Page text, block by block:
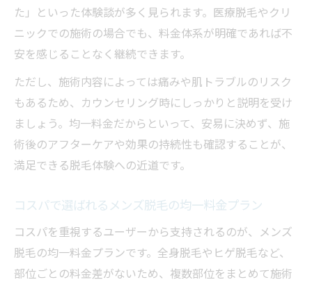
た」といった体験談が多く見られます。医療脱毛やクリ
ニックでの施術の場合でも、料金体系が明確であれば不
安を感じることなく継続できます。
ただし、施術内容によっては痛みや肌トラブルのリスク
もあるため、カウンセリング時にしっかりと説明を受け
ましょう。均一料金だからといって、安易に決めず、施
術後のアフターケアや効果の持続性も確認することが、
満足できる脱毛体験への近道です。
コスパで選ばれるメンズ脱毛の均一料金プラン
コスパを重視するユーザーから支持されるのが、メンズ
脱毛の均一料金プランです。全身脱毛やヒゲ脱毛など、
部位ごとの料金差がないため、複数部位をまとめて施術